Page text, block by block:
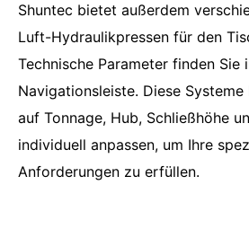
Shuntec bietet außerdem
Luft-Hydraulikpressen für den
Technische Parameter finden Sie
Navigationsleiste. Diese Systeme
auf Tonnage, Hub, Schließhöhe
individuell anpassen, um Ihre
Anforderungen zu erfüllen.